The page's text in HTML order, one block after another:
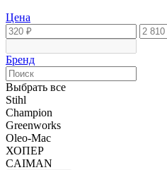
Цена
Бренд
Выбрать все
Stihl
Champion
Greenworks
Oleo-Mac
ХОПЕР
CAIMAN